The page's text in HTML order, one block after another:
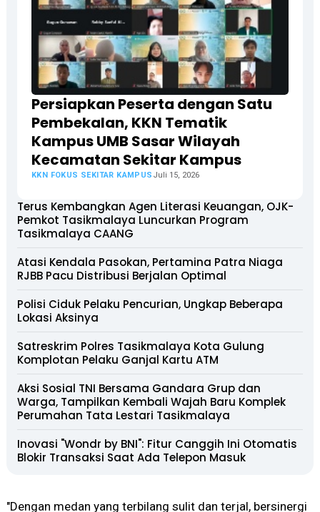
Persiapkan Peserta dengan Satu
Pembekalan, KKN Tematik
Kampus UMB Sasar Wilayah
Kecamatan Sekitar Kampus
KKN FOKUS SEKITAR KAMPUS Juli 15, 2026
Terus Kembangkan Agen Literasi Keuangan, OJK-
Pemkot Tasikmalaya Luncurkan Program
Tasikmalaya CAANG
Atasi Kendala Pasokan, Pertamina Patra Niaga
RJBB Pacu Distribusi Berjalan Optimal
Polisi Ciduk Pelaku Pencurian, Ungkap Beberapa
Lokasi Aksinya
Satreskrim Polres Tasikmalaya Kota Gulung
Komplotan Pelaku Ganjal Kartu ATM
Aksi Sosial TNI Bersama Gandara Grup dan
Warga, Tampilkan Kembali Wajah Baru Komplek
Perumahan Tata Lestari Tasikmalaya
Inovasi "Wondr by BNI": Fitur Canggih Ini Otomatis
Blokir Transaksi Saat Ada Telepon Masuk
"Dengan medan yang terbilang sulit dan terjal, bersinergi